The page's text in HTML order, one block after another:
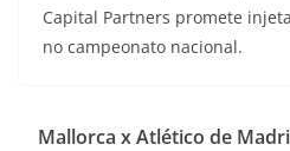
Capital Partners promete
no campeonato nacional.
Mallorca x Atlético de